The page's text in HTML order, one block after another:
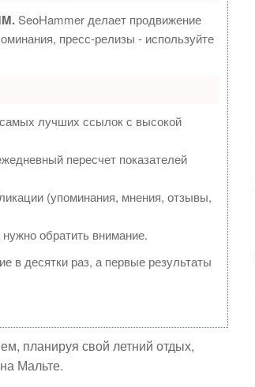
SeoHammer делает продвижение
пресс-релизы - используйте
лучших ссылок с высокой
пересчет показателей
(упоминания, мнения, отзывы,
обратить внимание.
в десятки раз, а первые результаты
планируя свой летний отдых,
Мальте.